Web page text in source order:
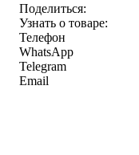
Поделиться:
Узнать о товаре:
Телефон
WhatsApp
Telegram
Email